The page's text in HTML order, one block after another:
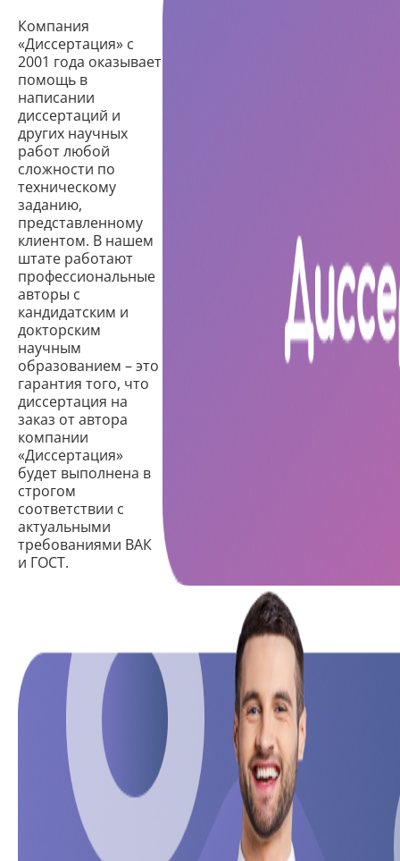
Компания
«Диссертация» с
2001 года оказывает
помощь в
написании
диссертаций и
других научных
работ любой
сложности по
техническому
заданию,
представленному
клиентом. В нашем
штате работают
профессиональные
авторы с
кандидатским и
докторским
научным
образованием – это
гарантия того, что
диссертация на
заказ от автора
компании
«Диссертация»
будет выполнена в
строгом
соответствии с
актуальными
требованиями ВАК
и ГОСТ.